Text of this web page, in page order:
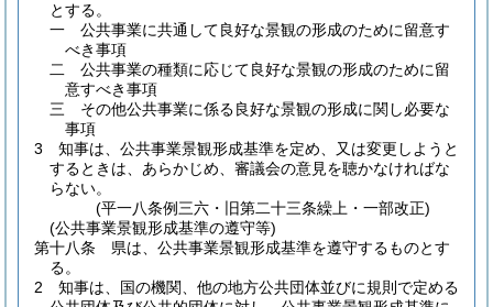
とする。
一
公共事業に共通して良好な景観の形成のために留意す
べき事項
二
公共事業の種類に応じて良好な景観の形成のために留
意すべき事項
三
その他公共事業に係る良好な景観の形成に関し必要な
事項
3
知事は、公共事業景観形成基準を定め、又は変更しようと
するときは、あらかじめ、審議会の意見を聴かなければな
らない。
(平一八条例三六・旧第二十三条繰上・一部改正)
(公共事業景観形成基準の遵守等)
第十八条
県は、公共事業景観形成基準を遵守するものとす
る。
2
知事は、国の機関、他の地方公共団体並びに規則で定める